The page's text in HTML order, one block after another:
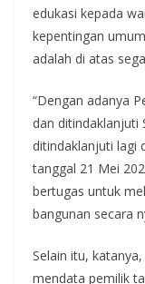
edukasi kepada
kepentingan
adalah di atas
“Dengan adanya
dan ditindaklanjuti
ditindaklanjuti lagi
tanggal 21 Mei
bertugas untuk
bangunan secara
Selain itu,
mendata pemilik